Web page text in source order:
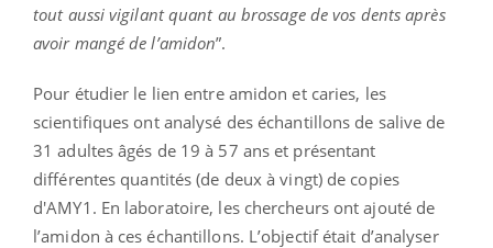
tout aussi vigilant quant au brossage de vos dents après
avoir mangé de l’amidon”.
Pour étudier le lien entre amidon et caries, les
scientifiques ont analysé des échantillons de salive de
31 adultes âgés de 19 à 57 ans et présentant
différentes quantités (de deux à vingt) de copies
d'AMY1. En laboratoire, les chercheurs ont ajouté de
l’amidon à ces échantillons. L’objectif était d’analyser